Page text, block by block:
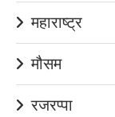
महाराष्ट्र
मौसम
रजरप्पा